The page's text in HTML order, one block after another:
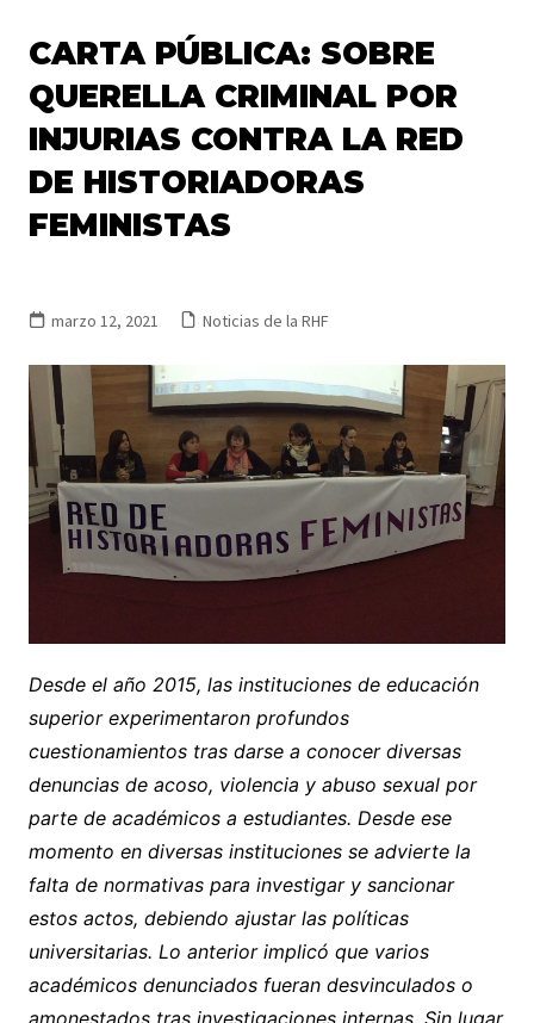
CARTA PÚBLICA: SOBRE
QUERELLA CRIMINAL POR
INJURIAS CONTRA LA RED
DE HISTORIADORAS
FEMINISTAS
marzo 12, 2021 Noticias de la RHF
Desde el año 2015, las instituciones de educación
superior experimentaron profundos
cuestionamientos tras darse a conocer diversas
denuncias de acoso, violencia y abuso sexual por
parte de académicos a estudiantes. Desde ese
momento en diversas instituciones se advierte la
falta de normativas para investigar y sancionar
estos actos, debiendo ajustar las políticas
universitarias. Lo anterior implicó que varios
académicos denunciados fueran desvinculados o
amonestados tras investigaciones internas. Sin lugar